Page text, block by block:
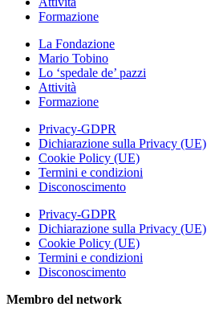
Formazione
La Fondazione
Mario Tobino
Lo ‘spedale de’ pazzi
Attività
Formazione
Privacy-GDPR
Dichiarazione sulla Privacy (UE)
Cookie Policy (UE)
Termini e condizioni
Disconoscimento
Privacy-GDPR
Dichiarazione sulla Privacy (UE)
Cookie Policy (UE)
Termini e condizioni
Disconoscimento
Membro del network